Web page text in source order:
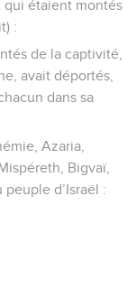
qui étaient montés
:
de la captivité,
avait déportés,
dans sa
Azaria,
Bigvaï,
d’Israël :